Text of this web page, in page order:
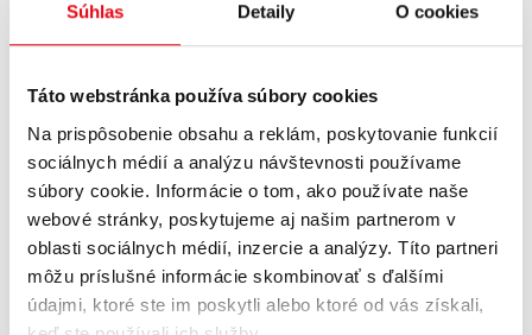
Súhlas Detaily O cookies
Táto webstránka používa súbory cookies
Na prispôsobenie obsahu a reklám, poskytovanie funkcií
sociálnych médií a analýzu návštevnosti používame
súbory cookie. Informácie o tom, ako používate naše
webové stránky, poskytujeme aj našim partnerom v
oblasti sociálnych médií, inzercie a analýzy. Títo partneri
môžu príslušné informácie skombinovať s ďalšími
údajmi, ktoré ste im poskytli alebo ktoré od vás získali,
VLOŽIŤ DO KOŠÍKA
POPIS ENERGETICKÁ TABUĽKA VITAMÍNY
Letná chuťHELL STRONG WATERMELON s príchuťou vodného